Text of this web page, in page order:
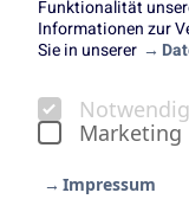
Funktionalität
Informationen zur
Sie in unserer
Notwendig
Marketing
Impressum